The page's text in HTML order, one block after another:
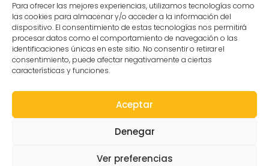
Para ofrecer las mejores experiencias, utilizamos tecnologías como
las cookies para almacenar y/o acceder a la información del
dispositivo. El consentimiento de estas tecnologías nos permitirá
procesar datos como el comportamiento de navegación o las
identificaciones únicas en este sitio. No consentir o retirar el
consentimiento, puede afectar negativamente a ciertas
características y funciones.
Aceptar
Denegar
Ver preferencias
C/Gibraltar,14
37008-Salamanca